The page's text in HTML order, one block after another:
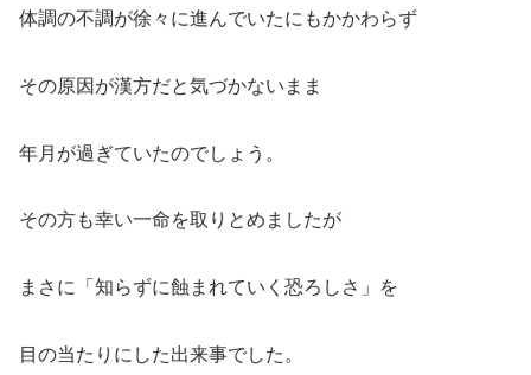
体調の不調が徐々に進んでいたにもかかわらず
その原因が漢方だと気づかないまま
年月が過ぎていたのでしょう。
その方も幸い一命を取りとめましたが
まさに「知らずに蝕まれていく恐ろしさ」を
目の当たりにした出来事でした。